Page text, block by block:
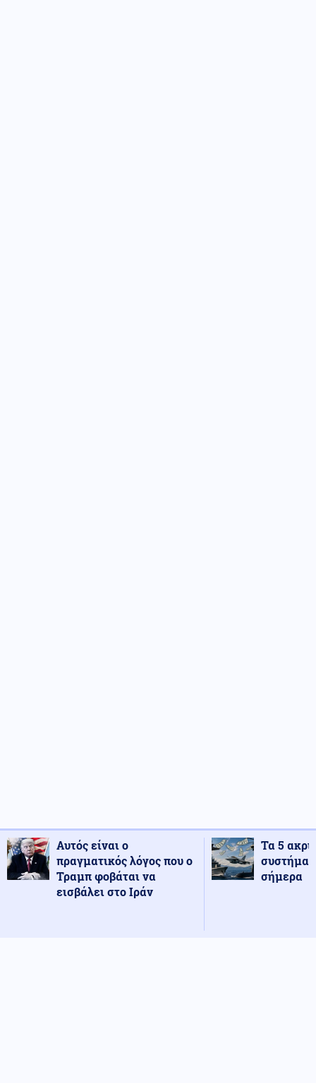
Αυτός είναι ο
πραγματικός λόγος που ο
Τραμπ φοβάται να
εισβάλει στο Ιράν
Τα 5
σήμερα